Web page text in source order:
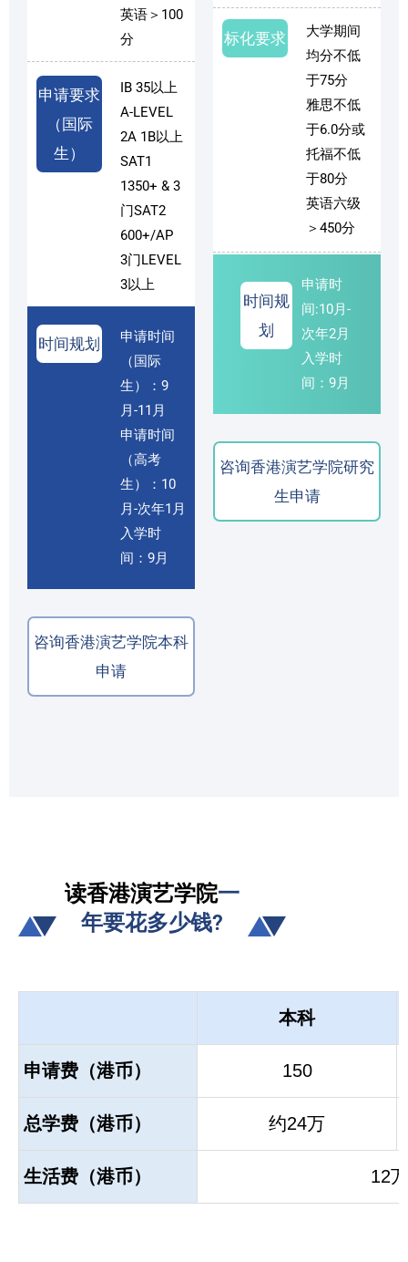
英语＞100
分
申请要求
（国际
生）
IB 35以上
A-LEVEL
2A 1B以上
SAT1
1350+ & 3
门SAT2
600+/AP
3门LEVEL
3以上
时间规划
申请时间
（国际
生）：9
月-11月
申请时间
（高考
生）：10
月-次年1月
入学时
间：9月
咨询香港演艺学院本科
申请
标化要求
大学期间
均分不低
于75分
雅思不低
于6.0分或
托福不低
于80分
英语六级
＞450分
时间规
划
申请时
间:10月-
次年2月
入学时
间：9月
咨询香港演艺学院研究
生申请
读香港演艺学院一
年要花多少钱?
本科
申请费（港币） 150
总学费（港币） 约24万
生活费（港币） 12